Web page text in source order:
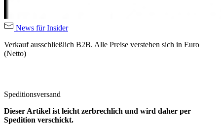
News für Insider
Verkauf ausschließlich B2B. Alle Preise verstehen sich in Euro
(Netto)
Speditionsversand
Dieser Artikel ist leicht zerbrechlich und wird daher per
Spedition verschickt.